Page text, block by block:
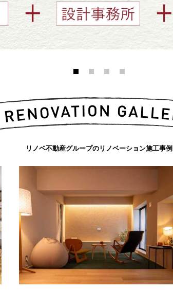
リノベ不動産グループのリノベーション施工事例